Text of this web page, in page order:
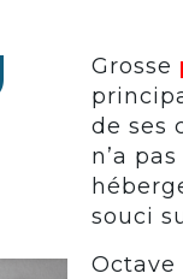
Grosse
de ses
n’a
souci
Octave